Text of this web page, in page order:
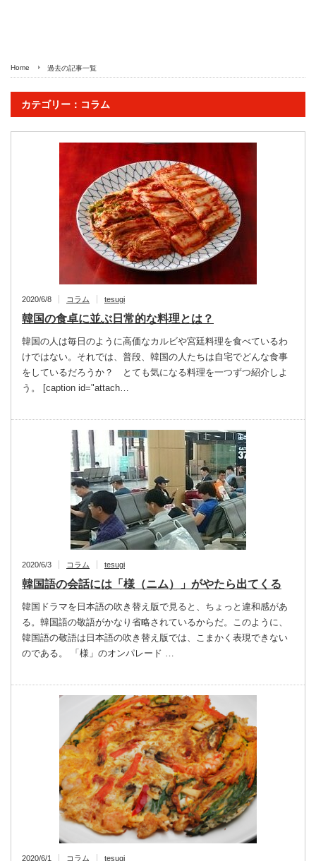
Home 過去の記事一覧
カテゴリー：コラム
2020/6/8 コラム tesugi
韓国の食卓に並ぶ日常的な料理とは？
韓国の人は毎日のように高価なカルビや宮廷料理を食べているわ
けではない。それでは、普段、韓国の人たちは自宅でどんな食事
をしているだろうか？ とても気になる料理を一つずつ紹介しよ
う。 [caption id="attach…
2020/6/3 コラム tesugi
韓国語の会話には「様（ニム）」がやたら出てくる
韓国ドラマを日本語の吹き替え版で見ると、ちょっと違和感があ
る。韓国語の敬語がかなり省略されているからだ。このように、
韓国語の敬語は日本語の吹き替え版では、こまかく表現できない
のである。 「様」のオンパレード …
2020/6/1 コラム tesugi